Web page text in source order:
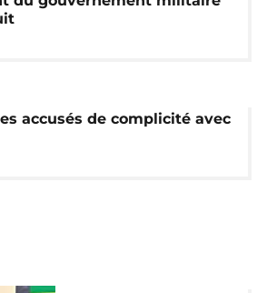
accusés de complicité avec